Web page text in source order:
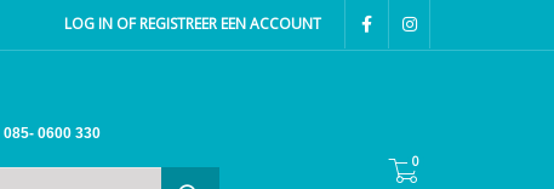
LOG IN OF REGISTREER EEN ACCOUNT
085- 0600 330
0